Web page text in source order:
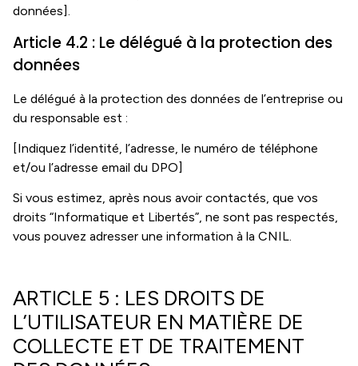
données].
Article 4.2 : Le délégué à la protection des
données
Le délégué à la protection des données de l’entreprise ou
du responsable est :
[Indiquez l’identité, l’adresse, le numéro de téléphone
et/ou l’adresse email du DPO]
Si vous estimez, après nous avoir contactés, que vos
droits “Informatique et Libertés”, ne sont pas respectés,
vous pouvez adresser une information à la CNIL.
ARTICLE 5 : LES DROITS DE
L’UTILISATEUR EN MATIÈRE DE
COLLECTE ET DE TRAITEMENT